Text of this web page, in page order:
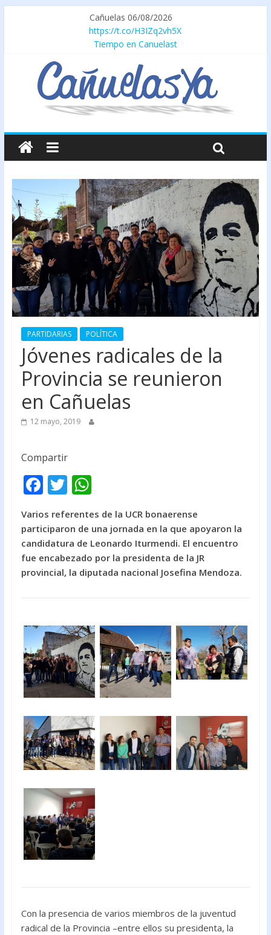
Cañuelas 06/08/2026
https://t.co/H3IZq2vh5X
Tiempo en Canuelast
PARTIDARIAS POLÍTICA
Jóvenes radicales de la
Provincia se reunieron
en Cañuelas
12 mayo, 2019
Compartir
F
e
b
o
o
T
itt
er
W
at
s
A
p
Varios referentes de la UCR bonaerense
participaron de una jornada en la que apoyaron la
candidatura de Leonardo Iturmendi. El encuentro
fue encabezado por la presidenta de la JR
provincial, la diputada nacional Josefina Mendoza.
Con la presencia de varios miembros de la juventud
radical de la Provincia –entre ellos su presidenta, la